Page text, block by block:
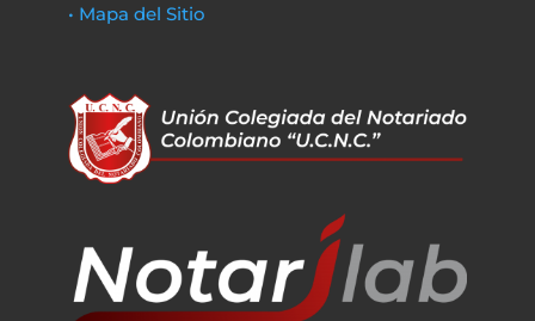
• Mapa del Sitio